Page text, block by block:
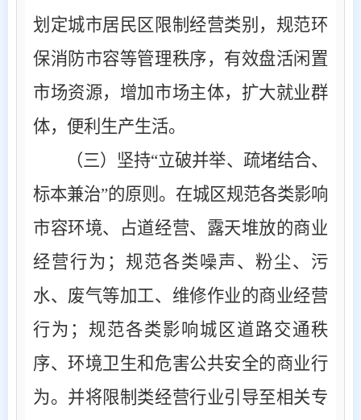
划定城市居民区限制经营类别，规范环
保消防市容等管理秩序，有效盘活闲置
市场资源，增加市场主体，扩大就业群
体，便利生产生活。
（三）坚持“立破并举、疏堵结合、
标本兼治”的原则。 在城区规范各类影响
市容环境、占道经营、露天堆放的商业
经营行为；规范各类噪声、粉尘、污
水、废气等加工、维修作业的商业经营
行为；规范各类影响城区道路交通秩
序、环境卫生和危害公共安全的商业行
为。并将限制类经营行业引导至相关专